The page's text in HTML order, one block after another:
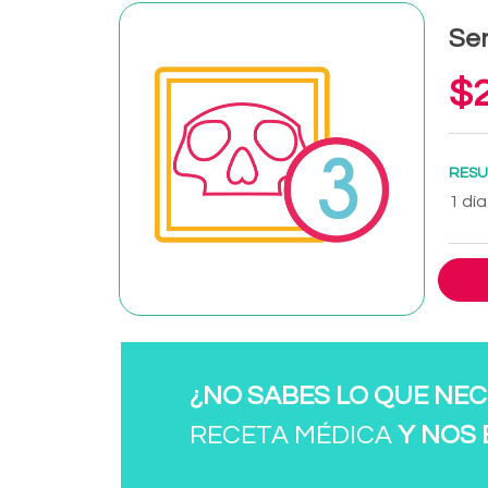
1
¿NO SABES LO QUE
RECETA MÉDICA Y NOS